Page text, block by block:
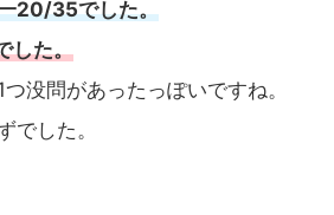
20/35でした。
した。
没問があったっぽいですね。
でした。